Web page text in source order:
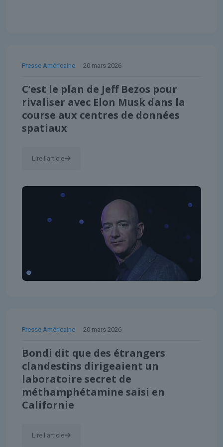
Presse Américaine 20 mars 2026
C’est le plan de Jeff Bezos pour
rivaliser avec Elon Musk dans la
course aux centres de données
spatiaux
Lire l'article
Presse Américaine 20 mars 2026
Bondi dit que des étrangers
clandestins dirigeaient un
laboratoire secret de
méthamphétamine saisi en
Californie
Lire l'article